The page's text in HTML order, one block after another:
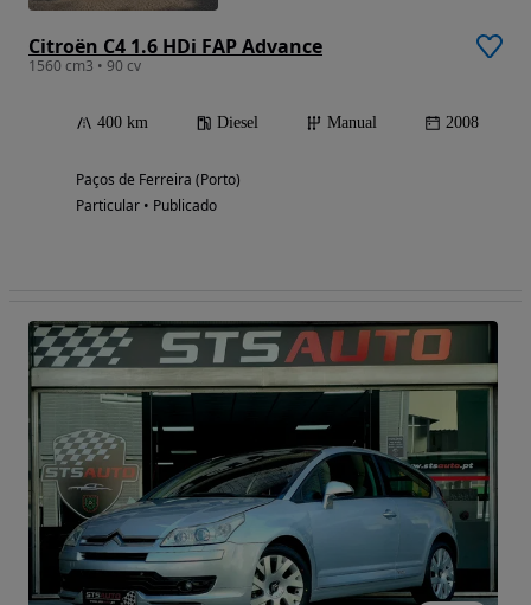
Citroën C4 1.6 HDi FAP Advance
1560 cm3 • 90 cv
400 km Diesel Manual 2008
Paços de Ferreira (Porto)
Particular • Publicado